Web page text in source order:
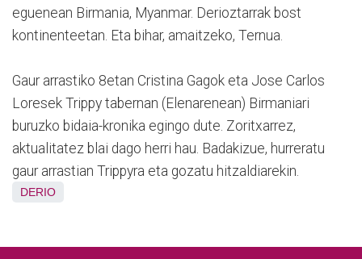
eguenean Birmania, Myanmar. Derioztarrak bost
kontinenteetan. Eta bihar, amaitzeko, Ternua.
Gaur arrastiko 8etan Cristina Gagok eta Jose Carlos
Loresek Trippy tabernan (Elenarenean) Birmaniari
buruzko bidaia-kronika egingo dute. Zoritxarrez,
aktualitatez blai dago herri hau. Badakizue, hurreratu
gaur arrastian Trippyra eta gozatu hitzaldiarekin.
DERIO